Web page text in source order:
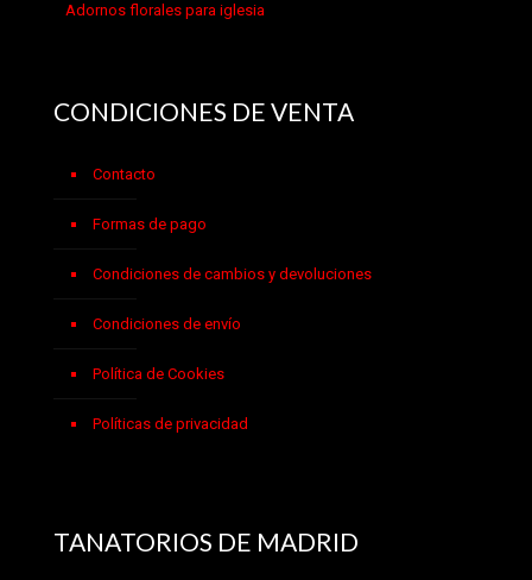
Adornos florales para iglesia
CONDICIONES DE VENTA
Contacto
Formas de pago
Condiciones de cambios y devoluciones
Condiciones de envío
Política de Cookies
Políticas de privacidad
TANATORIOS DE MADRID